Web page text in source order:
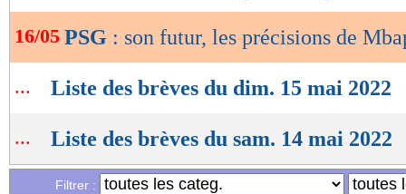
16/05 PSG : son futur, les précisions de
... Liste des brèves du dim. 15 mai 2022
... Liste des brèves du sam. 14 mai 2022
Filtrer :